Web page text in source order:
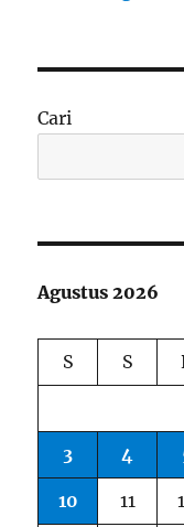
Cari
Agustus 2026
S S
3 4
10 11